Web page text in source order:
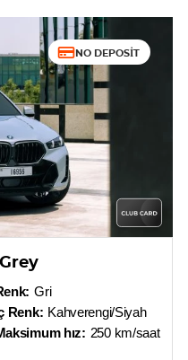
NO DEPOSIT
Gri
Renk: Kahverengi/Siyah
hız: 250 km/saat